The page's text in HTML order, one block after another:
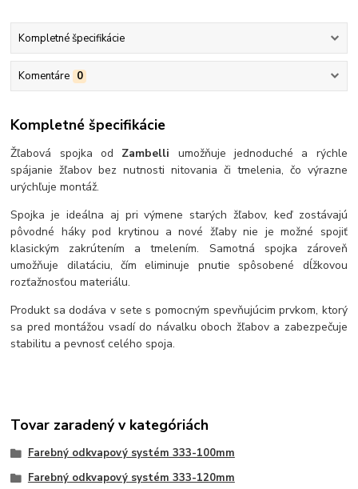
Kompletné špecifikácie
Komentáre 0
Kompletné špecifikácie
Žľabová spojka od Zambelli umožňuje jednoduché a rýchle
spájanie žľabov bez nutnosti nitovania či tmelenia, čo výrazne
urýchľuje montáž.
Spojka je ideálna aj pri výmene starých žľabov, keď zostávajú
pôvodné háky pod krytinou a nové žľaby nie je možné spojiť
klasickým zakrútením a tmelením. Samotná spojka zároveň
umožňuje dilatáciu, čím eliminuje pnutie spôsobené dĺžkovou
rozťažnosťou materiálu.
Produkt sa dodáva v sete s pomocným spevňujúcim prvkom, ktorý
sa pred montážou vsadí do návalku oboch žľabov a zabezpečuje
stabilitu a pevnosť celého spoja.
Tovar zaradený v kategóriách
Farebný odkvapový systém 333-100mm
Farebný odkvapový systém 333-120mm